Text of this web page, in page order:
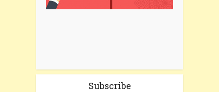
Subscribe